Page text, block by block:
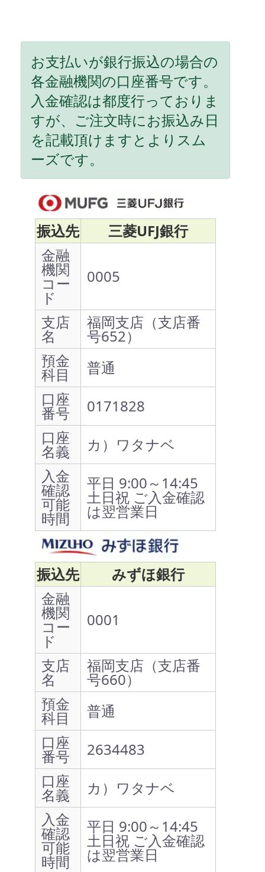
お支払いが銀行振込の場合の
各金融機関の口座番号です。
入金確認は都度行っておりま
すが、ご注文時にお振込み日
を記載頂けますとよりスム
ーズです。
振込先
三菱UFJ銀行
金融
機関
コー
ド
0005
支店
名
福岡支店（支店番
号652）
預金
科目
普通
口座
番号
0171828
口座
名義
カ）ワタナベ
入金
確認
可能
時間
平日 9:00～14:45
土日祝 ご入金確認
は翌営業日
振込先
みずほ銀行
金融
機関
コー
ド
0001
支店
名
福岡支店（支店番
号660）
預金
科目
普通
口座
番号
2634483
口座
名義
カ）ワタナベ
入金
確認
可能
時間
平日 9:00～14:45
土日祝 ご入金確認
は翌営業日